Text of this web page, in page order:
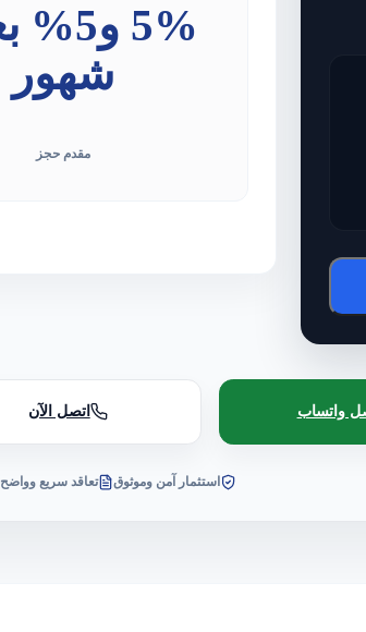
شهور
مقدم حجز
واتساب اتصل الآن
استثمار آمن وموثوق تعاقد سريع وواضح